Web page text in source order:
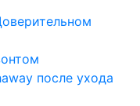
после ухода